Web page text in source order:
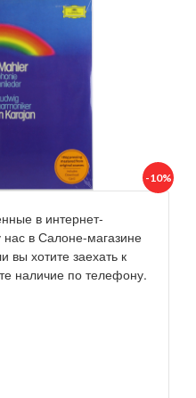
-10%
в интернет-
нас в Салоне-магазине
вы хотите заехать к
наличие по телефону.